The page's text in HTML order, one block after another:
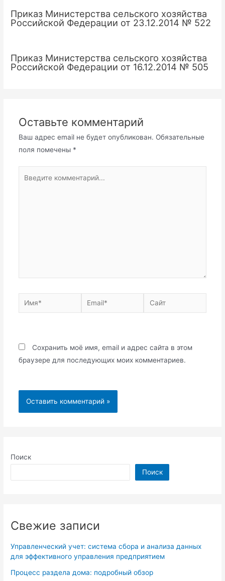
Поиск
Поиск
Свежие записи
Управленческий учет: система сбора и анализа данных
для эффективного управления предприятием
Процесс раздела дома: подробный обзор
Приказ Министерства сельского хозяйства
Российской Федерации от 23.12.2014 № 522
Приказ Министерства сельского хозяйства
Российской Федерации от 16.12.2014 № 505
Оставьте комментарий
Ваш адрес email не будет опубликован. Обязательные
поля помечены *
Имя* Email* Сайт
Сохранить моё имя, email и адрес сайта в этом
браузере для последующих моих комментариев.